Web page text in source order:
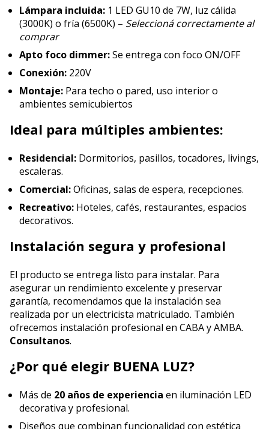
Lámpara incluida: 1 LED GU10 de 7W, luz cálida
(3000K) o fría (6500K) – Seleccioná correctamente al
comprar
Apto foco dimmer:Se entrega con foco ON/OFF
Conexión: 220V
Montaje: Para techo o pared, uso interior o
ambientes semicubiertos
Ideal para múltiples ambientes:
Residencial: Dormitorios, pasillos, tocadores, livings,
escaleras.
Comercial:Oficinas, salas de espera, recepciones.
Recreativo: Hoteles, cafés, restaurantes, espacios
decorativos.
Instalación segura y profesional
El producto se entrega listo para instalar. Para
asegurar un rendimiento excelente y preservar
garantía, recomendamos que la instalación sea
realizada por un electricista matriculado. También
ofrecemos instalación profesional en CABA y AMBA.
Consultanos.
¿Por qué elegir BUENA LUZ?
Más de 20 años de experiencia en iluminación LED
decorativa y profesional.
Diseños que combinan funcionalidad con estética